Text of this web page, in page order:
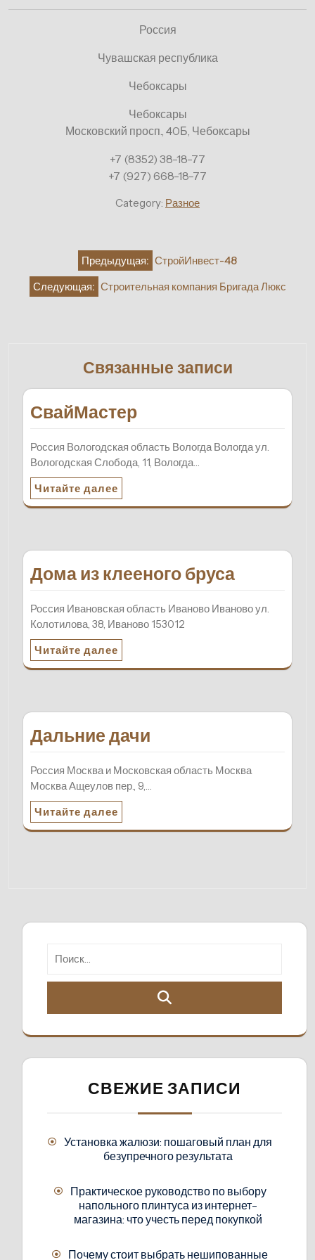
Россия
Чувашская республика
Чебоксары
Чебоксары
Московский просп., 40Б, Чебоксары
+7 (8352) 38-18-77
+7 (927) 668-18-77
Category: Разное
Навигация
записям
Предыдущая: СтройИнвест-48
Следующая: Строительная компания Бригада Люкс
Связанные записи
СвайМастер
Россия Вологодская область Вологда Вологда ул.
Вологодская Слобода, 11, Вологда…
Читайте далее
Дома из клееного бруса
Россия Ивановская область Иваново Иваново ул.
Колотилова, 38, Иваново 153012
Читайте далее
Дальние дачи
Россия Москва и Московская область Москва
Москва Ащеулов пер., 9,…
Читайте далее
СВЕЖИЕ ЗАПИСИ
Установка жалюзи: пошаговый план для
безупречного результата
Практическое руководство по выбору
напольного плинтуса из интернет-
магазина: что учесть перед покупкой
Почему стоит выбрать нешипованные